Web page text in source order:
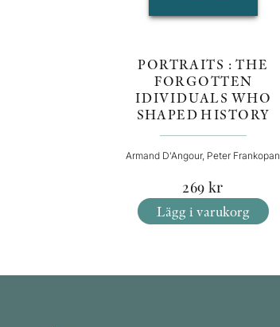
PORTRAITS : THE
FORGOTTEN
IDIVIDUALS WHO
SHAPED HISTORY
Armand D'Angour, Peter Frankopan
269 kr
Lägg i varukorg